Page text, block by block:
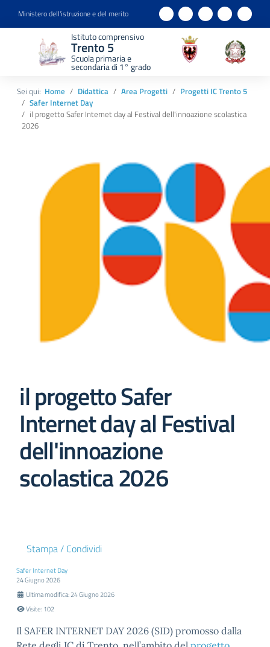
Ministero dell'istruzione e del merito
Istituto comprensivo
Trento 5
Scuola primaria e
secondaria di 1° grado
Sei qui: Home Didattica Area Progetti
Progetti IC Trento 5
Safer Internet Day
il progetto Safer Internet day al Festival dell'innoazione scolastica
2026
il progetto Safer
Internet day al Festival
dell'innoazione
scolastica 2026
Stampa / Condividi
Safer Internet Day
24 Giugno 2026
Ultima modifica: 24 Giugno 2026
Visite: 102
Il SAFER INTERNET DAY 2026 (SID) promosso dalla